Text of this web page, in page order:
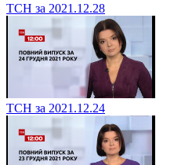
ТСН за 2021.12.28
ТСН за 2021.12.24